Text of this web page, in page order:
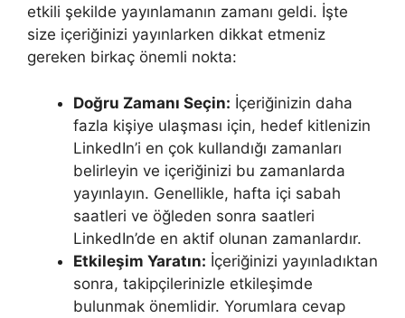
etkili şekilde yayınlamanın zamanı geldi. İşte
size içeriğinizi yayınlarken dikkat etmeniz
gereken birkaç önemli nokta:
Doğru Zamanı Seçin: İçeriğinizin daha
fazla kişiye ulaşması için, hedef kitlenizin
LinkedIn’i en çok kullandığı zamanları
belirleyin ve içeriğinizi bu zamanlarda
yayınlayın. Genellikle, hafta içi sabah
saatleri ve öğleden sonra saatleri
LinkedIn’de en aktif olunan zamanlardır.
Etkileşim Yaratın: İçeriğinizi yayınladıktan
sonra, takipçilerinizle etkileşimde
bulunmak önemlidir. Yorumlara cevap